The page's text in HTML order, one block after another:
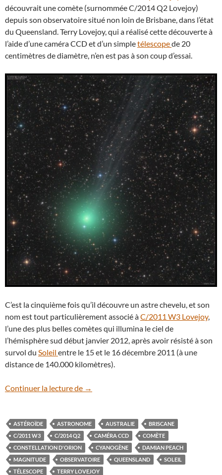
découvrait une comète (surnommée C/2014 Q2 Lovejoy)
depuis son observatoire situé non loin de Brisbane, dans l’état
du Queensland. Terry Lovejoy, qui a réalisé cette découverte à
l’aide d’une caméra CCD et d’un simpletélescopede 20
centimètres de diamètre, n’en est pas à son coup d’essai.
C’est la cinquième fois qu’il découvre un astre chevelu, et son
nom est tout particulièrement associé àC/2011 W3 Lovejoy,
l’une des plus belles comètes qui illumina le ciel de
l’hémisphère sud début janvier 2012, après avoir résisté à son
survol du Soleil entre le 15 et le 16 décembre 2011 (à une
distance de 140.000 kilomètres).
Continuer la lecture de La comète C/2014 Q2 Lovejoy arrive
→
ASTÉROÏDE ASTRONOME AUSTRALIE
BRISCANE
C/2011 W3
C/2014 Q2 CAMÉRA CCD
COMÈTE
CONSTELLATION D'ORION
CYANOGÈNE
DAMIAN PEACH
MAGNITUDE
OBSERVATOIRE QUEENSLAND
SOLEIL
TÉLESCOPE
TERRY LOVEJOY